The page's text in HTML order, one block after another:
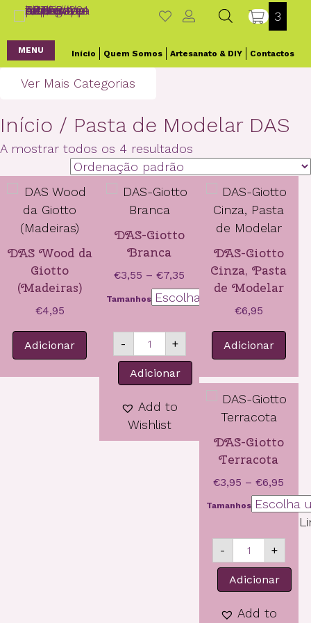
3
MENU Início Quem Somos Artesanato & DIY Contactos
Início / Pasta de Modelar DAS
A mostrar todos os 4 resultados
DAS Wood da
Giotto
(Madeiras)
€4,95
Adicionar
DAS-Giotto
Branca
€3,55 – €7,35
range:
€3,55
€7,35
Tamanhos
Limpar
-
Quantidade
de
DAS-
Giotto
Branca
+
Adicionar
Add to
Wishlist
DAS-Giotto
Cinza, Pasta
de Modelar
€6,95
Adicionar
DAS-Giotto
Terracota
€3,95 – €6,95
Tamanhos
-
de
DAS-
Giotto
Terracota
+
Adicionar
Add to
Ver Mais Categorias